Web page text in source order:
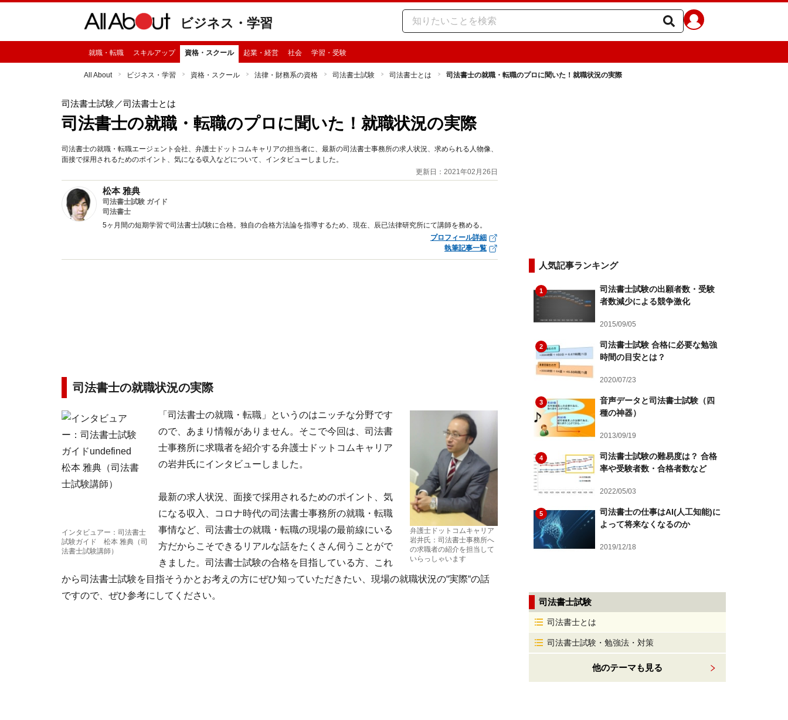
ビジネス・学習
就職・転職 スキルアップ 資格・スクール 起業・経営 社会 学習・受験
All About ビジネス・学習 資格・スクール 法律・財務系の資格 司法書士試験 司法書士とは 司法書士の就職・転職のプロに聞いた！就職状況の実際
司法書士試験 ／司法書士とは
司法書士の就職・転職のプロに聞いた！就職状況の実際
司法書士の就職・転職エージェント会社、弁護士ドットコムキャリアの担当者に、最新の司法書士事務所の求人状況、求められる人物像、
面接で採用されるためのポイント、気になる収入などについて、インタビューしました。
更新日：2021年02月26日
松本 雅典
司法書士試験 ガイド
司法書士
5ヶ月間の短期学習で司法書士試験に合格。独自の合格方法論を指導するため、現在、辰已法律研究所にて講師を務める。
プロフィール詳細
執筆記事一覧
司法書士の就職状況の実際
弁護士ドットコムキャリア
岩井氏：司法書士事務所へ
の求職者の紹介を担当して
いらっしゃいます
インタビュアー：司法書士
試験ガイド 松本 雅典（司
法書士試験講師）
「司法書士の就職・転職」というのはニッチな分野です
ので、あまり情報がありません。そこで今回は、司法書
士事務所に求職者を紹介する弁護士ドットコムキャリア
の岩井氏にインタビューしました。
最新の求人状況、面接で採用されるためのポイント、気
になる収入、コロナ時代の司法書士事務所の就職・転職
事情など、司法書士の就職・転職の現場の最前線にいる
方だからこそできるリアルな話をたくさん伺うことがで
きました。司法書士試験の合格を目指している方、これ
から司法書士試験を目指そうかとお考えの方にぜひ知っていただきたい、現場の就職状況の“実際“の話
ですので、ぜひ参考にしてください。
人気記事ランキング
1
司法書士試験の出願者数・受験
者数減少による競争激化
2015/09/05
2
司法書士試験 合格に必要な勉強
時間の目安とは？
2020/07/23
3
音声データと司法書士試験（四
種の神器）
2013/09/19
4
司法書士試験の難易度は？ 合格
率や受験者数・合格者数など
2022/05/03
5
司法書士の仕事はAI(人工知能)に
よって将来なくなるのか
2019/12/18
司法書士試験
司法書士とは
司法書士試験・勉強法・対策
他のテーマも見る